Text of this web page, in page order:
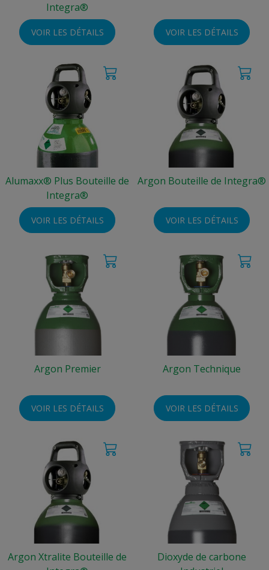
Integra®
VOIR LES DÉTAILS VOIR LES DÉTAILS
Alumaxx® Plus Bouteille de
Integra®
VOIR LES DÉTAILS
Argon Bouteille de Integra®
VOIR LES DÉTAILS
Argon Premier
VOIR LES DÉTAILS
Argon Technique
VOIR LES DÉTAILS
Argon Xtralite Bouteille de
Dioxyde de carbone